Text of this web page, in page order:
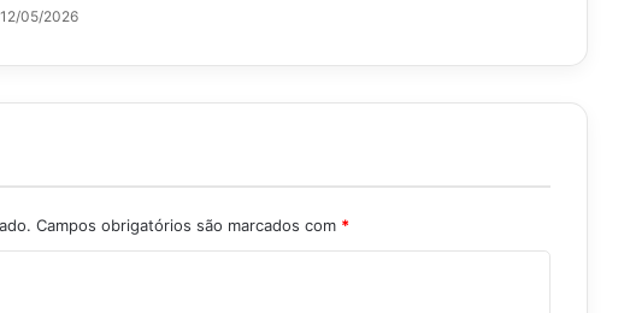
12/05/2026
Campos obrigatórios são marcados com *